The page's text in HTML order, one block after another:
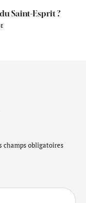
Saint-Esprit ?
champs obligatoires